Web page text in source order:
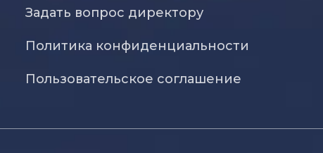
Задать вопрос директору
Политика конфиденциальности
Пользовательское соглашение